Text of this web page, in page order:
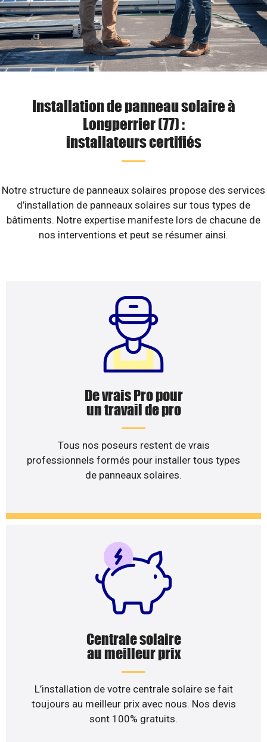
Installation de panneau solaire à
Longperrier (77) :
installateurs certifiés
Notre structure de panneaux solaires propose des services
d’installation de panneaux solaires sur tous types de
bâtiments. Notre expertise manifeste lors de chacune de
nos interventions et peut se résumer ainsi.
De vrais Pro pour
un travail de pro
Tous nos poseurs restent de vrais
professionnels formés pour installer tous types
de panneaux solaires.
Centrale solaire
au meilleur prix
L’installation de votre centrale solaire se fait
toujours au meilleur prix avec nous. Nos devis
sont 100% gratuits.